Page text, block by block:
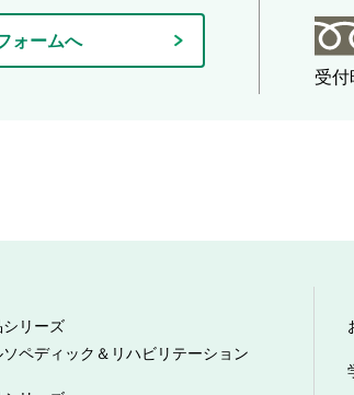
ォームへ
受
リーズ
ソペディック＆リハビリテーション